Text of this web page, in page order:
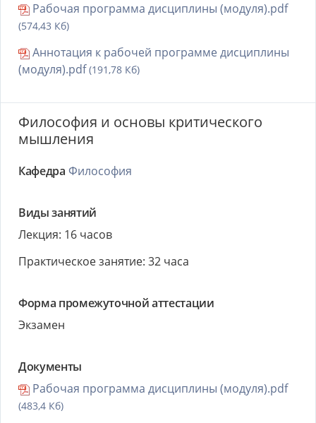
Рабочая программа дисциплины (модуля).pdf
(574,43 Кб)
Аннотация к рабочей программе дисциплины
(модуля).pdf(191,78 Кб)
Философия и основы критического
мышления
Кафедра Философия
Виды занятий
Лекция: 16 часов
Практическое занятие: 32 часа
Форма промежуточной аттестации
Экзамен
Документы
Рабочая программа дисциплины (модуля).pdf
(483,4 Кб)